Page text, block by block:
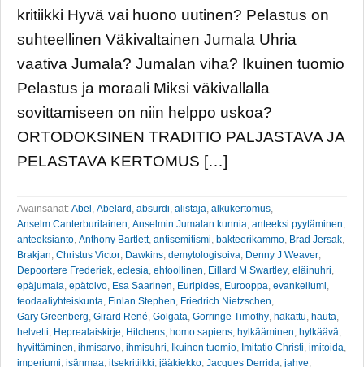
kritiikki Hyvä vai huono uutinen? Pelastus on
suhteellinen Väkivaltainen Jumala Uhria
vaativa Jumala? Jumalan viha? Ikuinen tuomio
Pelastus ja moraali Miksi väkivallalla
sovittamiseen on niin helppo uskoa?
ORTODOKSINEN TRADITIO PALJASTAVA JA
PELASTAVA KERTOMUS […]
Avainsanat: Abel , Abelard , absurdi, alistaja, alkukertomus,
Anselm Canterburilainen, Anselmin Jumalan kunnia, anteeksi pyytäminen,
anteeksianto, Anthony Bartlett, antisemitismi, bakteerikammo, Brad Jersak,
Brakjan, Christus Victor, Dawkins, demytologisoiva, Denny J Weaver,
Depoortere Frederiek, eclesia, ehtoollinen, Eillard M Swartley, eläinuhri,
epäjumala, epätoivo, Esa Saarinen, Euripides, Eurooppa, evankeliumi,
feodaaliyhteiskunta, Finlan Stephen, Friedrich Nietzschen,
Gary Greenberg, Girard René, Golgata, Gorringe Timothy, hakattu, hauta,
helvetti, Heprealaiskirje, Hitchens, homo sapiens, hylkääminen, hylkäävä,
hyvittäminen, ihmisarvo, ihmisuhri, Ikuinen tuomio, Imitatio Christi, imitoida,
imperiumi, isänmaa, itsekritiikki, jääkiekko, Jacques Derrida, jahve,